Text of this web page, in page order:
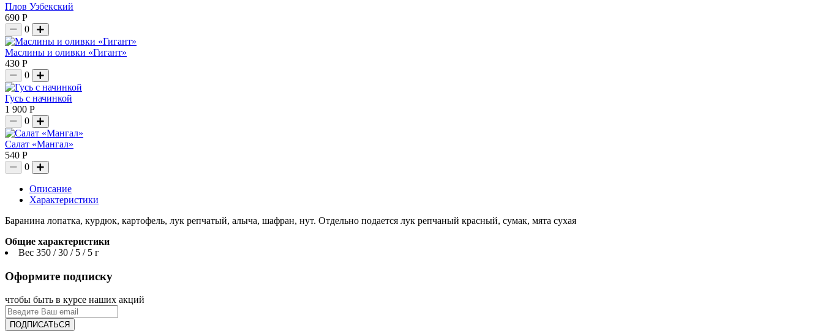
Плов Узбекский
690 Р
0
Маслины и оливки «Гигант»
430 Р
0
Гусь с начинкой
1 900 Р
0
Салат «Мангал»
540 Р
0
Описание
Характеристики
Баранина лопатка, курдюк, картофель, лук репчатый, алыча, шафран, нут. Отдельно подается лук репчаный красный, сумак, мята сухая
Общие характеристики
Вес 350 / 30 / 5 / 5 г
Оформите подписку
чтобы быть в курсе наших акций
ПОДПИСАТЬСЯ